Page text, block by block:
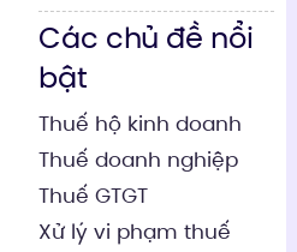
Các chủ đề nổi
bật
Thuế hộ kinh doanh
Thuế doanh nghiệp
Thuế GTGT
Xử lý vi phạm thuế